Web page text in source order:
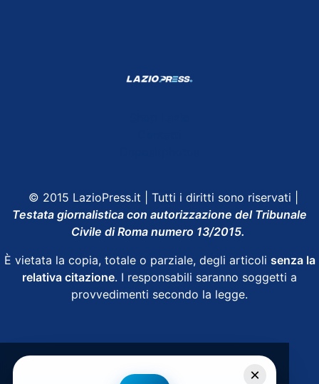
© 2015 LazioPress.it | Tutti i diritti sono riservati |
Testata giornalistica con autorizzazione del Tribunale
Civile di Roma numero 13/2015.
È vietata la copia, totale o parziale, degli articoli senza la
relativa citazione. I responsabili saranno soggetti a
provvedimenti secondo la legge.
×